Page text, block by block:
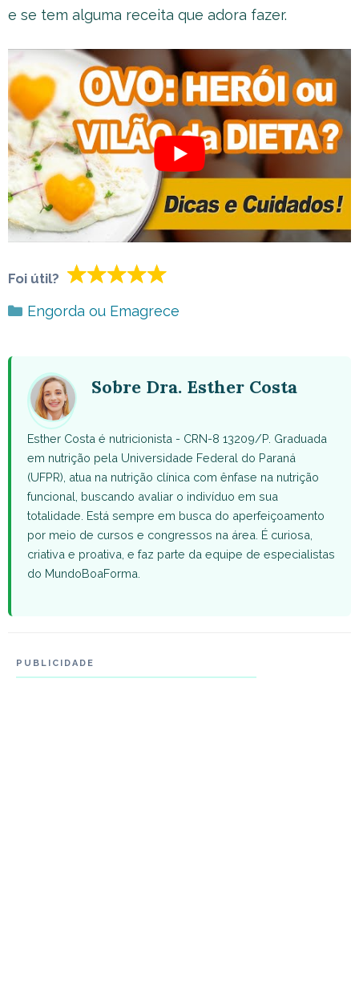
e se tem alguma receita que adora fazer.
Foi útil?
Categorias
Engorda ou Emagrece
Sobre Dra. Esther Costa
Esther Costa é nutricionista - CRN-8 13209/P. Graduada
em nutrição pela Universidade Federal do Paraná
(UFPR), atua na nutrição clínica com ênfase na nutrição
funcional, buscando avaliar o indivíduo em sua
totalidade. Está sempre em busca do aperfeiçoamento
por meio de cursos e congressos na área. É curiosa,
criativa e proativa, e faz parte da equipe de especialistas
do MundoBoaForma.
PUBLICIDADE